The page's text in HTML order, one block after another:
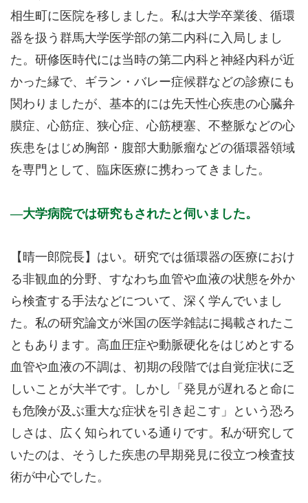
相生町に医院を移しました。私は大学卒業後、循環
器を扱う群馬大学医学部の第二内科に入局しまし
た。研修医時代には当時の第二内科と神経内科が近
かった縁で、ギラン・バレー症候群などの診療にも
関わりましたが、基本的には先天性心疾患の心臓弁
膜症、心筋症、狭心症、心筋梗塞、不整脈などの心
疾患をはじめ胸部・腹部大動脈瘤などの循環器領域
を専門として、臨床医療に携わってきました。
大学病院では研究もされたと伺いました。
【晴一郎院長】はい。研究では循環器の医療におけ
る非観血的分野、すなわち血管や血液の状態を外か
ら検査する手法などについて、深く学んでいまし
た。私の研究論文が米国の医学雑誌に掲載されたこ
ともあります。高血圧症や動脈硬化をはじめとする
血管や血液の不調は、初期の段階では自覚症状に乏
しいことが大半です。しかし「発見が遅れると命に
も危険が及ぶ重大な症状を引き起こす」という恐ろ
しさは、広く知られている通りです。私が研究して
いたのは、そうした疾患の早期発見に役立つ検査技
術が中心でした。